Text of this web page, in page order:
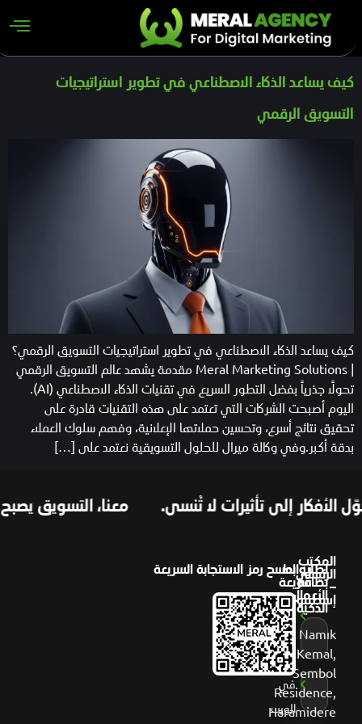
كيف يساعد الذكاء الاصطناعي في تطوير استراتيجيات
التسويق الرقمي
كيف يساعد الذكاء الاصطناعي في تطوير استراتيجيات التسويق الرقمي؟
| Meral Marketing Solutions مقدمة يشهد عالم التسويق الرقمي
تحولاً جذرياً بفضل التطور السريع في تقنيات الذكاء الاصطناعي (AI).
اليوم أصبحت الشركات التي تعتمد على هذه التقنيات قادرة على
تحقيق نتائج أسرع، وتحسين حملاتها الإعلانية، وفهم سلوك العملاء
بدقة أكبر.وفي وكالة ميرال للحلول التسويقية نعتمد على […]
معنا، التسويق الأفكار إلى تأثيرات لا تُنسى.
المكتب
الرئيسي
إسطنبول
Namık
Kemal,
Sembol
Residence,
Haramidere
لطلب
بطاقة
الأعمال
الذكية
روابط
سريعة
عن
ميرال
أعمالنا
في
الويب
امسح رمز الاستجابة السريعة